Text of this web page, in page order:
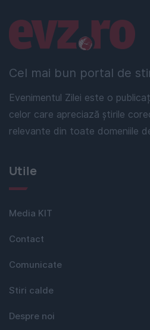
Cel mai bun portal de
Evenimentul Zilei este o
celor care apreciază știrile
relevante din toate domeniile
Linkuri utile
Utile
Media KIT
Contact
Comunicate
Stiri calde
Despre noi